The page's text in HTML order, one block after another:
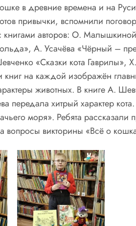
в древние времена и на
привычки, вспомнили
книгами авторов: О.
А. Усачёва «Чёрный –
«Сказки кота Гаврилы»,
на каждой изображён
животных. В книге А.
передала хитрый характер
моря». Ребята рассказали
вопросы викторины «Всё о